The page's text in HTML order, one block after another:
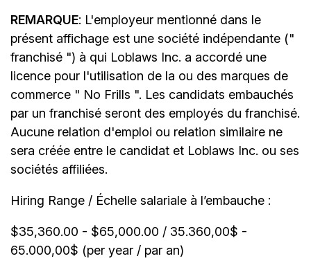
REMARQUE: L'employeur mentionné dans le
présent affichage est une société indépendante ("
franchisé ") à qui Loblaws Inc. a accordé une
licence pour l'utilisation de la ou des marques de
commerce " No Frills ". Les candidats embauchés
par un franchisé seront des employés du franchisé.
Aucune relation d'emploi ou relation similaire ne
sera créée entre le candidat et Loblaws Inc. ou ses
sociétés affiliées.
Hiring Range / Échelle salariale à l’embauche :
$35,360.00 - $65,000.00 / 35.360,00$ -
65.000,00$ (per year / par an)